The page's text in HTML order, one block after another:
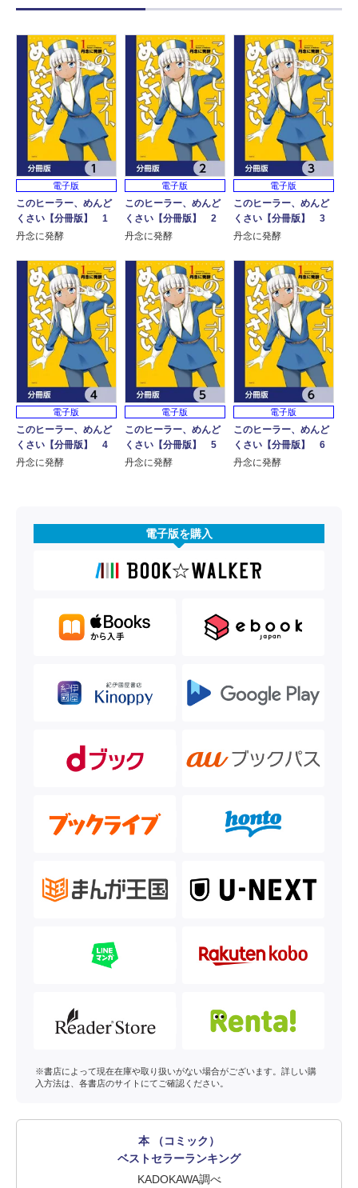
電子版
このヒーラー、めんど
くさい【分冊版】 1
丹念に発酵
電子版
このヒーラー、めんど
くさい【分冊版】 2
丹念に発酵
電子版
このヒーラー、めんど
くさい【分冊版】 3
丹念に発酵
電子版
このヒーラー、めんど
くさい【分冊版】 4
丹念に発酵
電子版
このヒーラー、めんど
くさい【分冊版】 5
丹念に発酵
電子版
このヒーラー、めんど
くさい【分冊版】 6
丹念に発酵
電子版を購入
※書店によって現在在庫や取り扱いがない場合がございます。詳しい購
入方法は、各書店のサイトにてご確認ください。
本 （コミック）
ベストセラーランキング
KADOKAWA調べ